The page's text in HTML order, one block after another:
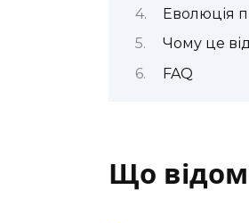
Еволюція
Чому це
FAQ
Що